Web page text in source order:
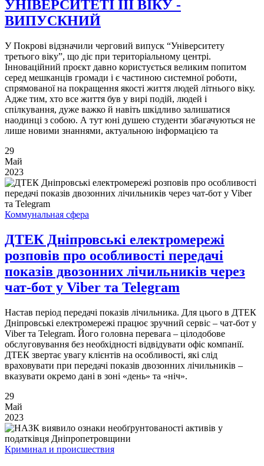
УНІВЕРСИТЕТІ ІІІ ВІКУ -
ВИПУСКНИЙ
У Покрові відзначили черговий випуск “Університету
третього віку”, що діє при територіальному центрі.
Інноваційний проєкт давно користується великим попитом
серед мешканців громади і є частиною системної роботи,
спрямованої на покращення якості життя людей літнього віку.
Адже тим, хто все життя був у вирі подій, людей і
спілкування, дуже важко й навіть шкідливо залишатися
наодинці з собою. А тут юні душею студенти збагачуються не
лише новими знаннями, актуальною інформацією та
29
Май
2023
Коммунальная сфера
ДТЕК Дніпровські електромережі
розповів про особливості передачі
показів двозонних лічильників через
чат-бот у Viber та Telegram
Настав період передачі показів лічильника. Для цього в ДТЕК
Дніпровські електромережі працює зручний сервіс – чат-бот у
Viber та Telegram. Його головна перевага – цілодобове
обслуговування без необхідності відвідувати офіс компанії.
ДТЕК звертає увагу клієнтів на особливості, які слід
враховувати при передачі показів двозонних лічильників –
вказувати окремо дані в зоні «день» та «ніч».
29
Май
2023
Криминал и происшествия